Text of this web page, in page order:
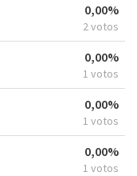
0,00%
2 votos
0,00%
1 votos
0,00%
1 votos
0,00%
1 votos